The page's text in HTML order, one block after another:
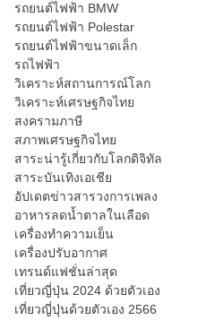
รถยนต์ไฟฟ้า BMW
รถยนต์ไฟฟ้า Polestar
รถยนต์ไฟฟ้าขนาดเล็ก
รถไฟฟ้า
วิเคราะห์สถานการณ์โลก
วิเคราะห์เศรษฐกิจไทย
สงครามภาษี
สภาพเศรษฐกิจไทย
สาระน่ารู้เกี่ยวกับโลกดิจิทัล
สาระบันเทิงเอเชีย
อัปเดตข่าวสารวงการเพลง
อาหารลดน้ำตาลในเลือด
เครื่องทำความเย็น
เครื่องปรับอากาศ
เทรนด์แฟชั่นล่าสุด
เที่ยวญี่ปุ่น 2024 ด้วยตัวเอง
เที่ยวญี่ปุ่นด้วยตัวเอง 2566